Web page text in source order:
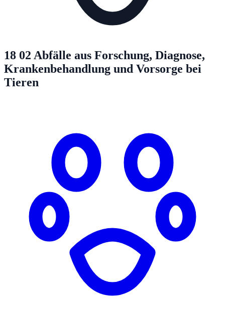
18 02 Abfälle aus Forschung, Diagnose,
Krankenbehandlung und Vorsorge bei
Tieren